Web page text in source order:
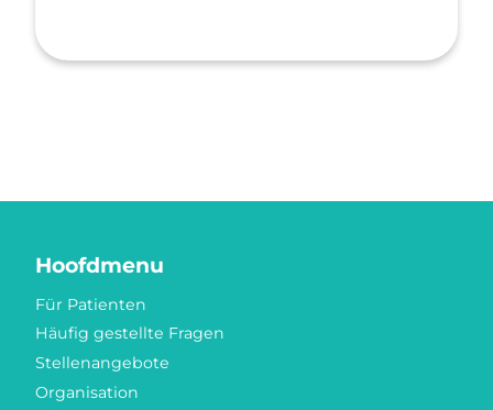
Hoofdmenu
Für Patienten
Häufig gestellte Fragen
Stellenangebote
Organisation